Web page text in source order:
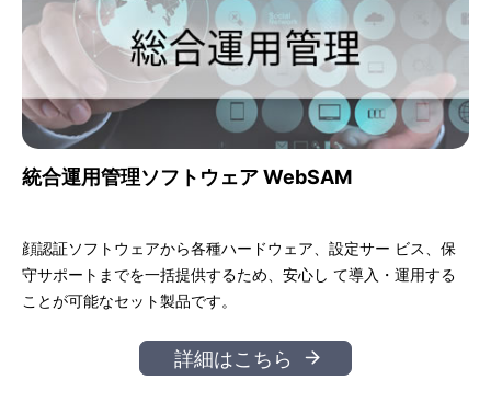
顔認証ソフトウェアから各種ハードウェア、設定サー ビス、保
守サポートまでを一括提供するため、安心し て導入・運用する
ことが可能なセット製品です。
詳細はこちら
統合運用管理ソフトウェア WebSAM